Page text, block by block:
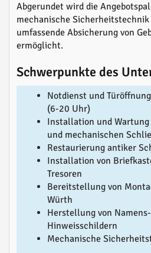
Abgerundet wird die
mechanische Sicherheitstechnik
umfassende Absicherung von
ermöglicht.
Schwerpunkte des
Notdienst und
(6-20 Uhr)
Installation und
und mechanischen
Restaurierung antiker
Installation von
Tresoren
Bereitstellung von
Würth
Herstellung von
Hinweisschildern
Mechanische